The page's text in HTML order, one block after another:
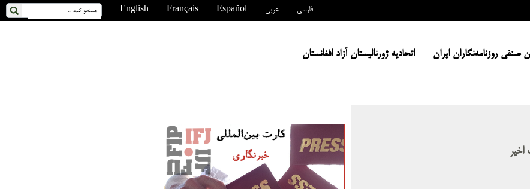
English Français Español عربی فارسی
صنفی روزنامه‌نگاران ایران اتحادیه ژورنالیستان آزاد افغانستان